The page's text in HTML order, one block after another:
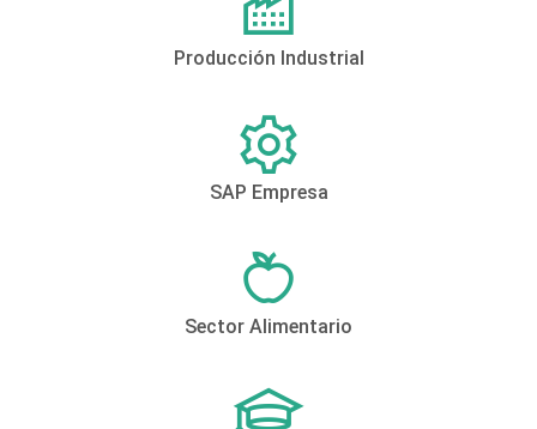
Producción Industrial
SAP Empresa
Sector Alimentario